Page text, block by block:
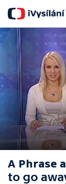
A Phrase
to go